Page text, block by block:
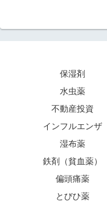
保湿剤
水虫薬
不動産投資
インフルエンザ
湿布薬
鉄剤（貧血薬）
偏頭痛薬
とびひ薬